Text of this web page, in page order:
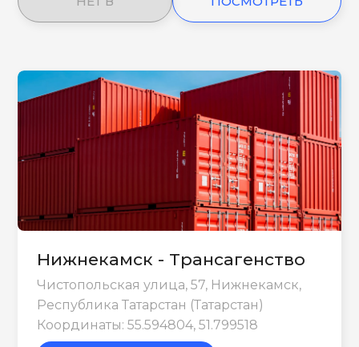
Нижнекамск - Трансагенство
Чистопольская улица, 57, Нижнекамск,
Республика Татарстан (Татарстан)
Координаты: 55.594804, 51.799518